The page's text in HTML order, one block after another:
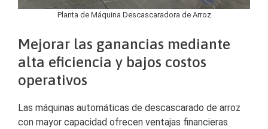
Planta de Máquina Descascaradora de Arroz
Mejorar las ganancias mediante
alta eficiencia y bajos costos
operativos
Las máquinas automáticas de descascarado de arroz
con mayor capacidad ofrecen ventajas financieras